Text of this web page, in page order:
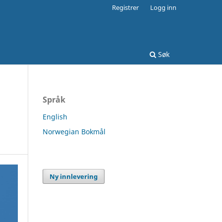
Søk
Registrer Logg inn
Språk
English
Norwegian Bokmål
Ny innlevering